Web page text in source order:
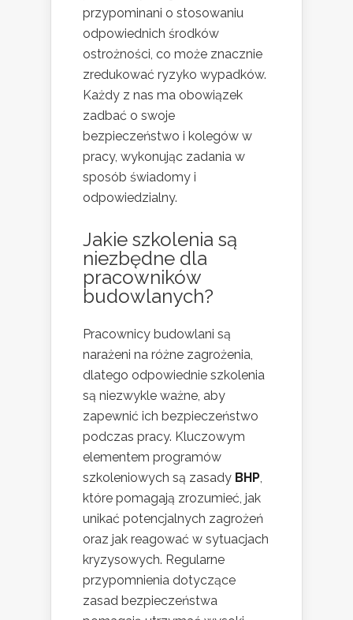
przypominani o stosowaniu
odpowiednich środków
ostrożności, co może znacznie
zredukować ryzyko wypadków.
Każdy z nas ma obowiązek
zadbać o swoje
bezpieczeństwo i kolegów w
pracy, wykonując zadania w
sposób świadomy i
odpowiedzialny.
Jakie szkolenia są
niezbędne dla
pracowników
budowlanych?
Pracownicy budowlani są
narażeni na różne zagrożenia,
dlatego odpowiednie szkolenia
są niezwykle ważne, aby
zapewnić ich bezpieczeństwo
podczas pracy. Kluczowym
elementem programów
szkoleniowych są zasady BHP
które pomagają zrozumieć, jak
unikać potencjalnych zagrożeń
oraz jak reagować w sytuacjach
kryzysowych. Regularne
przypomnienia dotyczące
zasad bezpieczeństwa